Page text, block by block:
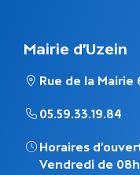
Mairie d'Uzein
Rue de la Mairie
05.59.33.19.84
Horaires
Vendredi de